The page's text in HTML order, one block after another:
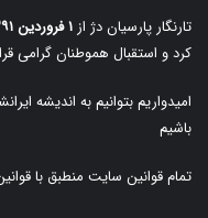
تارنگار پارسیان دژ از ۱ فروردین ۱۳۹۱
کرد و استقبال هموطنان گرامی
امیدواریم بتوانیم به اندیشه
باشیم
تمام قوانین سایت منطبق با